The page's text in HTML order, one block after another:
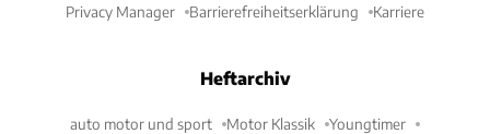
Privacy Manager Barrierefreiheitserklärung Karriere
Heftarchiv
auto motor und sport Motor Klassik Youngtimer